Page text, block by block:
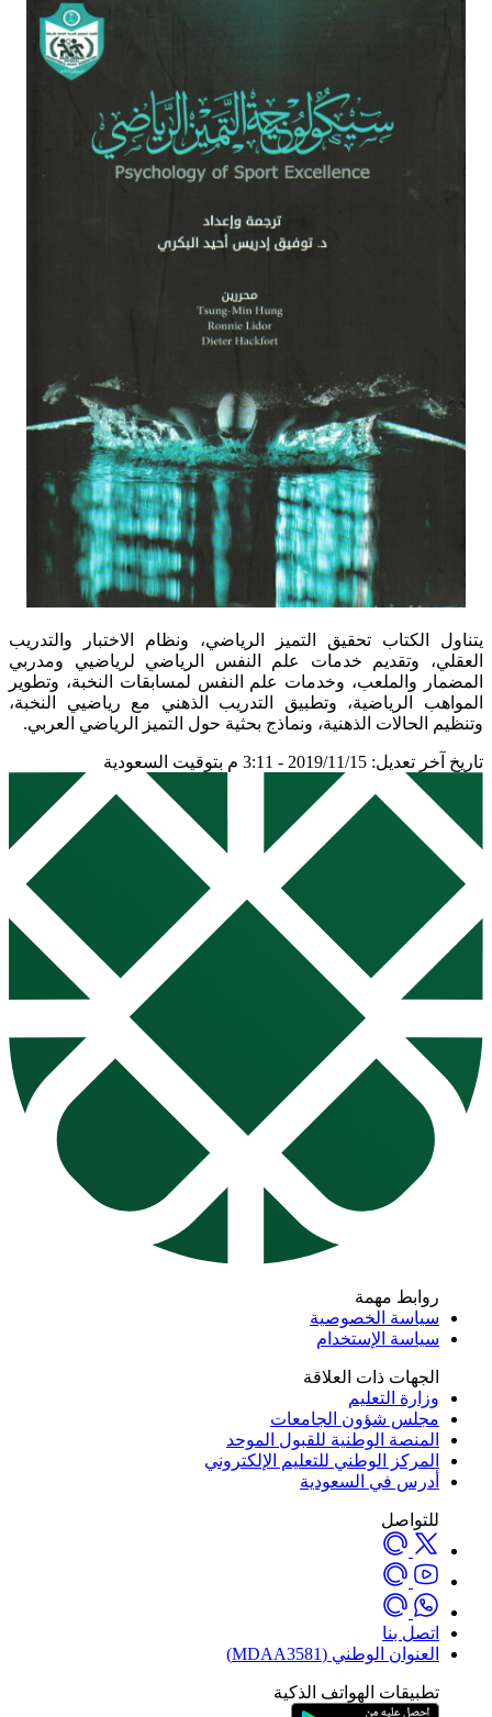
يتناول الكتاب تحقيق التميز الرياضي، ونظام الاختبار والتدريب
العقلي، وتقديم خدمات علم النفس الرياضي لرياضيي ومدربي
المضمار والملعب، وخدمات علم النفس لمسابقات النخبة، وتطوير
المواهب الرياضية، وتطبيق التدريب الذهني مع رياضيي النخبة،
وتنظيم الحالات الذهنية، ونماذج بحثية حول التميز الرياضي العربي.
تاريخ آخر تعديل: 2019/11/15 - 3:11 م بتوقيت السعودية
روابط مهمة
سياسة الخصوصية
سياسة الإستخدام
الجهات ذات العلاقة
وزارة التعليم
مجلس شؤون الجامعات
المنصة الوطنية للقبول الموحد
المركز الوطني للتعليم الإلكتروني
أدرس في السعودية
للتواصل
اتصل بنا
العنوان الوطني (MDAA3581)
تطبيقات الهواتف الذكية